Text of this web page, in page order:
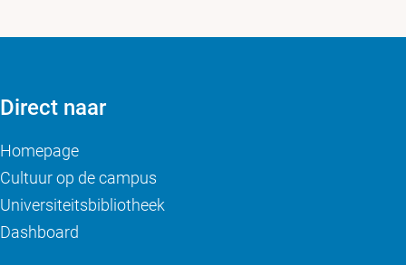
Direct naar
Homepage
Cultuur op de campus
Universiteitsbibliotheek
Dashboard